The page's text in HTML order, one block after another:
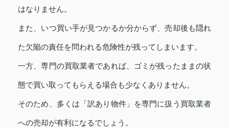
はなりません。
また、いつ買い手が見つかるか分からず、売却後も隠れ
た欠陥の責任を問われる危険性が残ってしまいます。
一方、専門の買取業者であれば、ゴミが残ったままの状
態で買い取ってもらえる場合も少なくありません。
そのため、多くは「訳あり物件」を専門に扱う買取業者
への売却が有利になるでしょう。